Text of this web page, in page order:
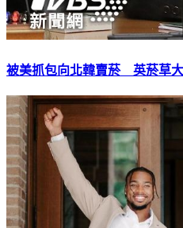
被美抓包向北韓賣菸 英菸草